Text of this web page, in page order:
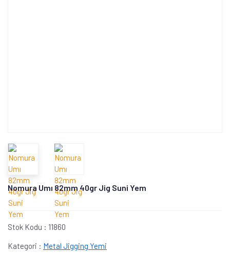
Nomura Umı 82mm 40gr Jig Suni Yem
Stok Kodu : 11860
Kategori : Metal Jigging Yemi